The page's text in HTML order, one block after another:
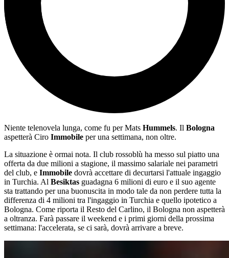
Niente telenovela lunga, come fu per Mats Hummels. Il Bologna
aspetterà Ciro Immobile per una settimana, non oltre.
La situazione è ormai nota. Il club rossoblù ha messo sul piatto una
offerta da due milioni a stagione, il massimo salariale nei parametri
del club, e Immobile dovrà accettare di decurtarsi l'attuale ingaggio
in Turchia. Al Besiktas guadagna 6 milioni di euro e il suo agente
sta trattando per una buonuscita in modo tale da non perdere tutta la
differenza di 4 milioni tra l'ingaggio in Turchia e quello ipotetico a
Bologna. Come riporta il Resto del Carlino, il Bologna non aspetterà
a oltranza. Farà passare il weekend e i primi giorni della prossima
settimana: l'accelerata, se ci sarà, dovrà arrivare a breve.